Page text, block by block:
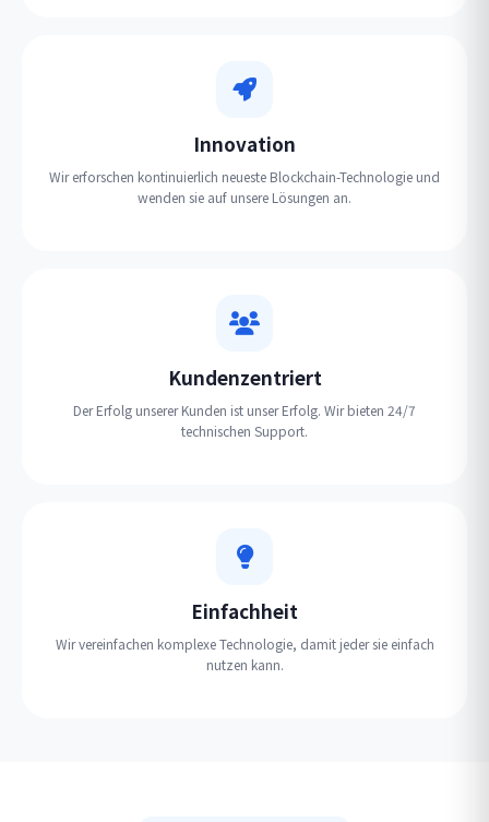
Innovation
Wir erforschen kontinuierlich neueste Blockchain-Technologie und
wenden sie auf unsere Lösungen an.
Kundenzentriert
Der Erfolg unserer Kunden ist unser Erfolg. Wir bieten 24/7
technischen Support.
Einfachheit
Wir vereinfachen komplexe Technologie, damit jeder sie einfach
nutzen kann.